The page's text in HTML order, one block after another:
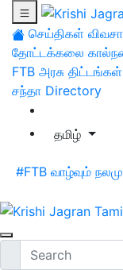
செய்திகள்
தோட்டக்கலை
FTB அரசு திட்டங்கள்
சந்தா Directory
தமிழ்
#FTB வாழ்வும்